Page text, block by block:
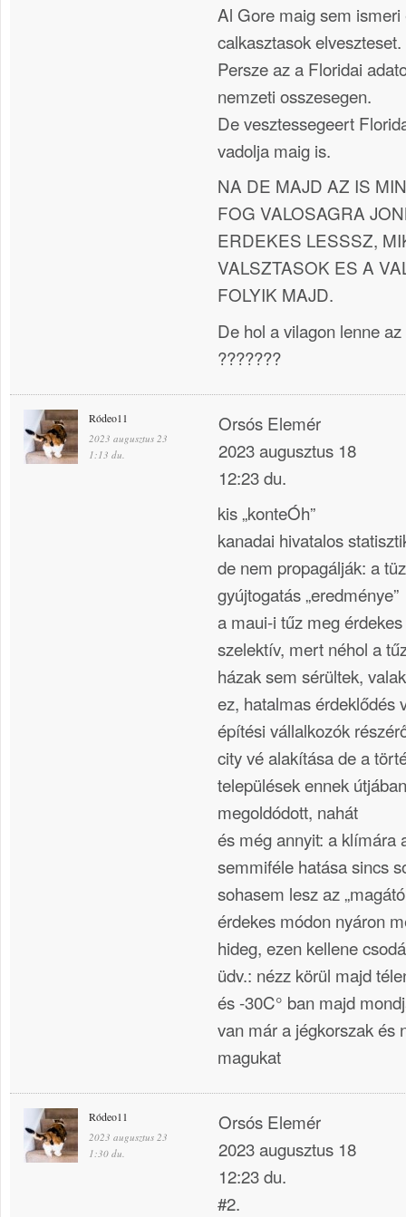
Al Gore maig sem ismeri
calkasztasok elveszteset.
Persze az a Floridai
nemzeti osszesegen.
De vesztessegeert
vadolja maig is.
NA DE MAJD AZ IS
FOG VALOSAGRA
ERDEKES LESSSZ,
VALSZTASOK ES A
FOLYIK MAJD.
De hol a vilagon lenne
???????
Ródeo11
2023 augusztus 23
1:13 du.
Orsós Elemér
2023 augusztus 18
12:23 du.
kis „konteÓh”
kanadai hivatalos
de nem propagálják: a
gyújtogatás „eredménye”
a maui-i tűz meg
szelektív, mert néhol a
házak sem sérültek,
ez, hatalmas érdeklődés
építési vállalkozók
city vé alakítása de a
települések ennek
megoldódott, nahát
és még annyit: a klímára
semmiféle hatása sincs
sohasem lesz az
érdekes módon nyáron
hideg, ezen kellene
üdv.: nézz körül majd
és -30C° ban majd
van már a jégkorszak és
magukat
Ródeo11
2023 augusztus 23
1:30 du.
Orsós Elemér
2023 augusztus 18
12:23 du.
#2.